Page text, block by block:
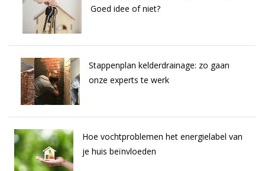
Goed idee of niet?
Stappenplan kelderdrainage: zo gaan
onze experts te werk
Hoe vochtproblemen het energielabel van
je huis beïnvloeden